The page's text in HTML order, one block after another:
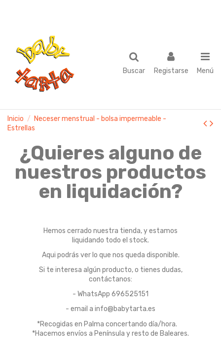
Buscar Registarse Menú
Inicio
Neceser menstrual - bolsa impermeable -
Estrellas
¿Quieres alguno de
nuestros productos
en liquidación?
Hemos cerrado nuestra tienda, y estamos
liquidando todo el stock.
Aqui podrás ver lo que nos queda disponible.
Si te interesa algún producto, o tienes dudas,
contáctanos:
- WhatsApp 696525151
- email a info@babytarta.es
*Recogidas en Palma concertando día/hora.
*Hacemos envíos a Península y resto de Baleares.